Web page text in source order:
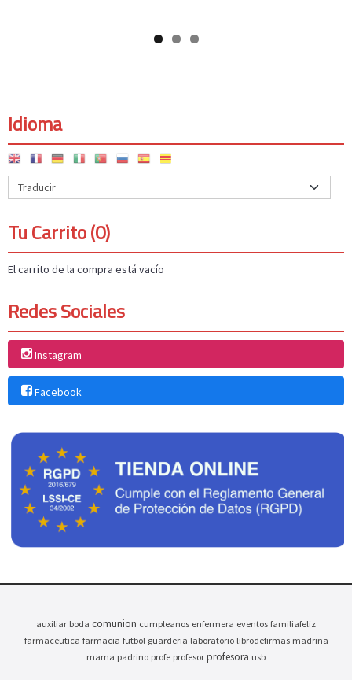
Idioma
Tu Carrito (0)
El carrito de la compra está vacío
Redes Sociales
Instagram
Facebook
auxiliar boda comunion cumpleanos enfermera eventos familiafeliz
farmaceutica farmacia futbol guarderia laboratorio librodefirmas madrina
mama padrino profe profesor profesora usb